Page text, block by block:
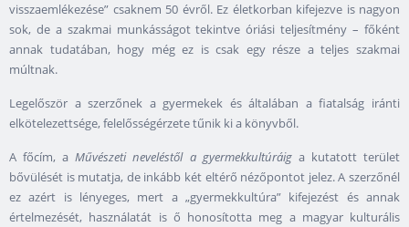
visszaemlékezése” csaknem 50 évről. Ez életkorban kifejezve is nagyon
sok, de a szakmai munkásságot tekintve óriási teljesítmény – főként
annak tudatában, hogy még ez is csak egy része a teljes szakmai
múltnak.
Legelőször a szerzőnek a gyermekek és általában a fiatalság iránti
elkötelezettsége, felelősségérzete tűnik ki a könyvből.
A főcím, aMűvészeti neveléstől a gyermekkultúráiga kutatott terület
bővülését is mutatja, de inkább két eltérő nézőpontot jelez. A szerzőnél
ez azért is lényeges, mert a „gyermekkultúra” kifejezést és annak
értelmezését, használatát is ő honosította meg a magyar kulturális